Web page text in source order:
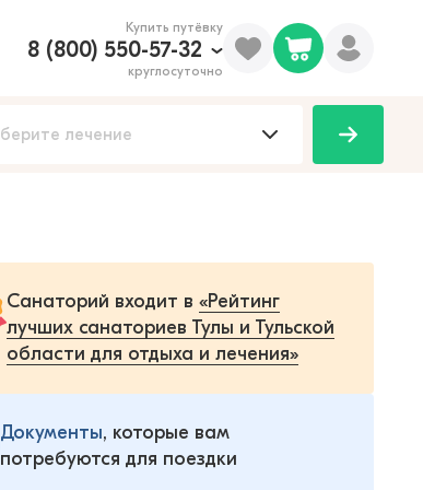
Купить путёвку
8 (800) 550-57-32
круглосуточно
Санаторий входит в «Рейтинг
лучших санаториев Тулы и Тульской
области для отдыха и лечения»
Документы, которые вам
потребуются для поездки